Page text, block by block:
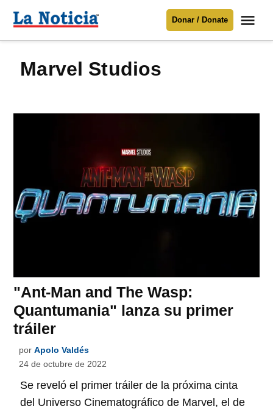
Para mantenerte informado necesitamos
contenido
Noticia
Donar / Donate
Marvel Studios
"Ant-Man and The Wasp:
Quantumania" lanza su primer
tráiler
por Apolo Valdés
24 de octubre de 2022
Se reveló el primer tráiler de la próxima cinta
del Universo Cinematográfico de Marvel, el de